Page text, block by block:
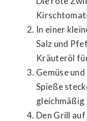
In einer
Salz und
Kräuteröl
Gemüse
Spieße
Den Grill